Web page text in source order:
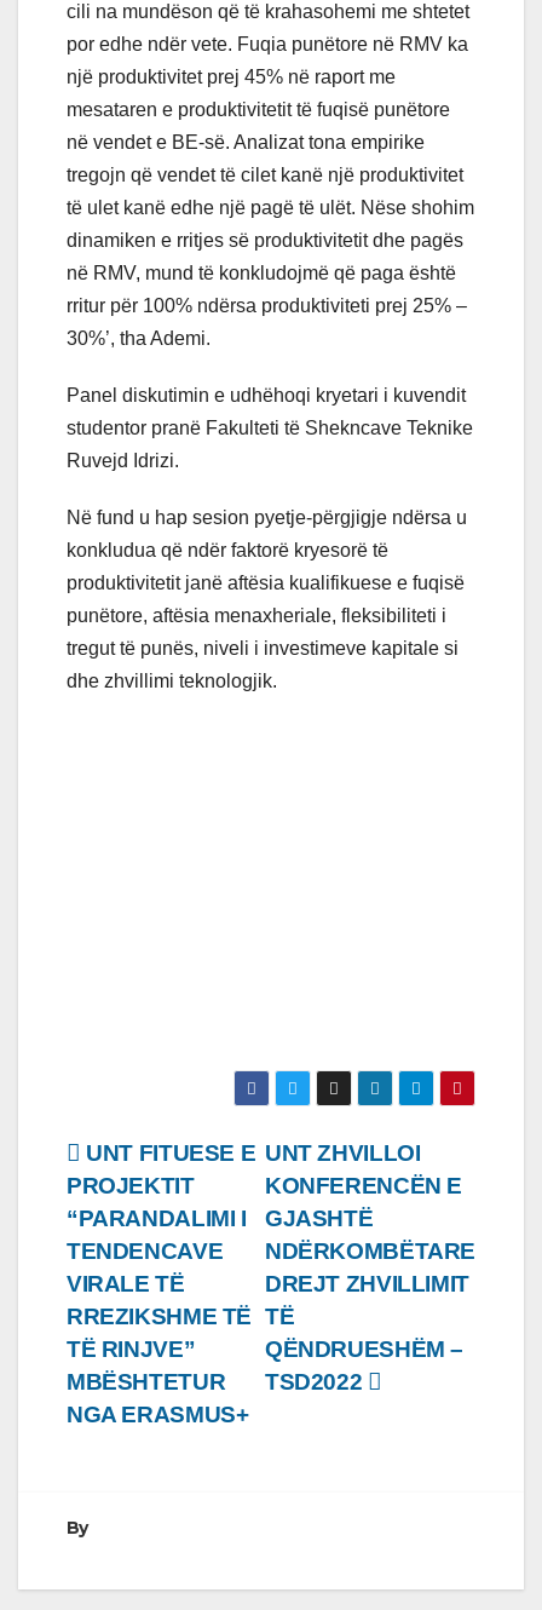
cili na mundëson që të krahasohemi me shtetet
por edhe ndër vete. Fuqia punëtore në RMV ka
një produktivitet prej 45% në raport me
mesataren e produktivitetit të fuqisë punëtore
në vendet e BE-së. Analizat tona empirike
tregojn që vendet të cilet kanë një produktivitet
të ulet kanë edhe një pagë të ulët. Nëse shohim
dinamiken e rritjes së produktivitetit dhe pagës
në RMV, mund të konkludojmë që paga është
rritur për 100% ndërsa produktiviteti prej 25% –
30%’, tha Ademi.
Panel diskutimin e udhëhoqi kryetari i kuvendit
studentor pranë Fakulteti të Shekncave Teknike
Ruvejd Idrizi.
Në fund u hap sesion pyetje-përgjigje ndërsa u
konkludua që ndër faktorë kryesorë të
produktivitetit janë aftësia kualifikuese e fuqisë
punëtore, aftësia menaxheriale, fleksibiliteti i
tregut të punës, niveli i investimeve kapitale si
dhe zhvillimi teknologjik.
Lëvizje
te
postimet
UNT ZHVILLOI
KONFERENCËN E
GJASHTË
NDËRKOMBËTARE
DREJT ZHVILLIMIT
TË
QËNDRUESHËM –
TSD2022
UNT FITUESE E
PROJEKTIT
“PARANDALIMI I
TENDENCAVE
VIRALE TË
RREZIKSHME TË
TË RINJVE”
MBËSHTETUR
NGA ERASMUS+
By